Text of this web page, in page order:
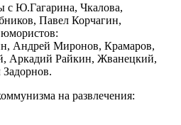
с Ю.Гагарина, Чкалова,
Павел Корчагин,
Андрей Миронов, Крамаров,
Аркадий Райкин, Жванецкий,
на развлечения: